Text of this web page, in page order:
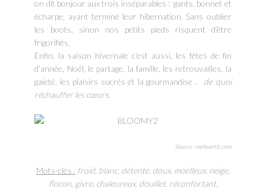
on dit bonjour aux trois inséparables : gants, bonnet et
écharpe, ayant terminé leur hibernation. Sans oublier
les boots, sinon nos petits pieds risquent d’être
frigorifiés.
Enfin, la saison hivernale c’est aussi, les fêtes de fin
d’année, Noël, le partage, la famille, les retrouvailles, la
gaieté, les plaisirs sucrés et la gourmandise .. de quoi
réchauffer les cœurs.
Source : weheartit.com
Mots-clés : froid, blanc, détente, doux, moelleux, neige,
flocon, givre, chaleureux, douillet, réconfortant,